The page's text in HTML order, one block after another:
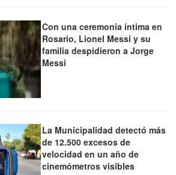
Con una ceremonia íntima en
Rosario, Lionel Messi y su
familia despidieron a Jorge
Messi
La Municipalidad detectó más
de 12.500 excesos de
velocidad en un año de
cinemómetros visibles